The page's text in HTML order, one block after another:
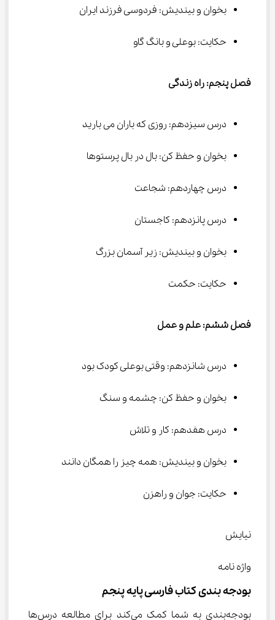
بخوان و بیندیش: فردوسی فرزند ایران
حکایت: بوعلی و بانگ گاو
فصل پنجم: راه زندگی
درس سیزدهم: روزی که باران می بارید
بخوان و حفظ کن: بال در بال پرستوها
درس چهاردهم: شجاعت
درس پانزدهم: کاجستان
بخوان و بیندیش: زیر آسمان بزرگ
حکایت: حکمت
فصل ششم: علم و عمل
درس شانزدهم: وقتی بوعلی کودک بود
بخوان و حفظ کن: چشمه و سنگ
درس هفدهم: کار و تلاش
بخوان و بیندیش: همه چیز را همگان دانند
حکایت: جوان و راهزن
نیایش
واژه نامه
بودجه بندی کتاب فارسی پایه پنجم
بودجه‌بندی به شما کمک می‌کند برای مطالعه درس‌ها